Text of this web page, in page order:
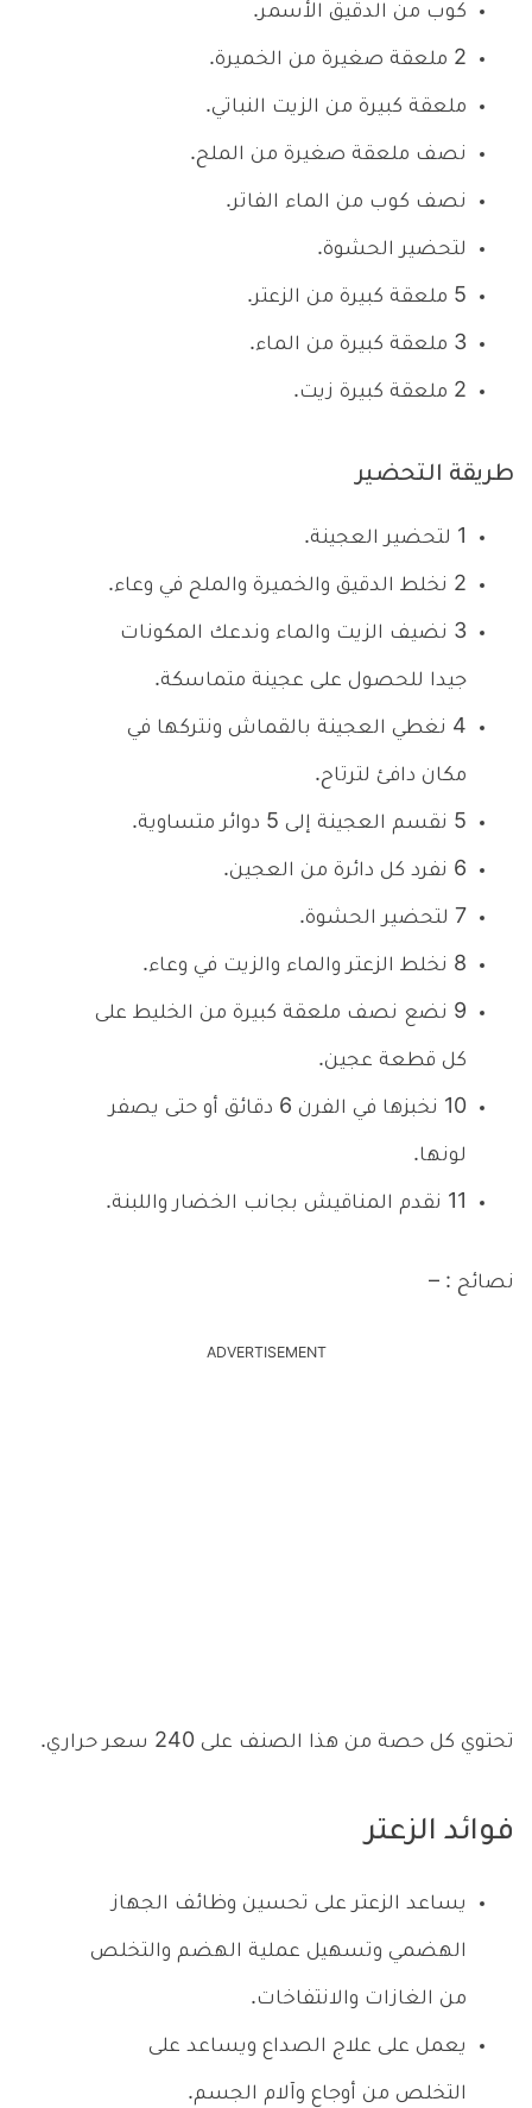
كوب من الدقيق الأسمر.
2 ملعقة صغيرة من الخميرة.
ملعقة كبيرة من الزيت النباتي.
نصف ملعقة صغيرة من الملح.
نصف كوب من الماء الفاتر.
لتحضير الحشوة.
5 ملعقة كبيرة من الزعتر.
3 ملعقة كبيرة من الماء.
2 ملعقة كبيرة زيت.
طريقة التحضير
1 لتحضير العجينة.
2 نخلط الدقيق والخميرة والملح في وعاء.
3 نضيف الزيت والماء وندعك المكونات
جيدا للحصول على عجينة متماسكة.
4 نغطي العجينة بالقماش ونتركها في
مكان دافئ لترتاح.
5 نقسم العجينة إلى 5 دوائر متساوية.
6 نفرد كل دائرة من العجين.
7 لتحضير الحشوة.
8 نخلط الزعتر والماء والزيت في وعاء.
9 نضع نصف ملعقة كبيرة من الخليط على
كل قطعة عجين.
10 نخبزها في الفرن 6 دقائق أو حتى يصفر
لونها.
11 نقدم المناقيش بجانب الخضار واللبنة.
نصائح : –
ADVERTISEMENT
تحتوي كل حصة من هذا الصنف على 240 سعر حراري.
فوائد الزعتر
يساعد الزعتر على تحسين وظائف الجهاز
الهضمي وتسهيل عملية الهضم والتخلص
من الغازات والانتفاخات.
يعمل على علاج الصداع ويساعد على
التخلص من أوجاع وآلام الجسم.